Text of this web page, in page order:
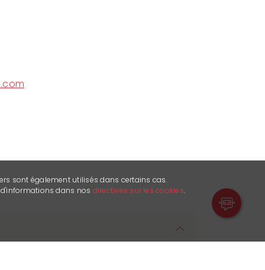
sont également utilisés dans certains cas.
dans nos directives sur les cookies.